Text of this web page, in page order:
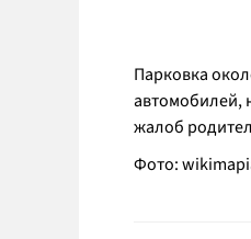
Парковка
автомобилей,
жалоб
Фото: